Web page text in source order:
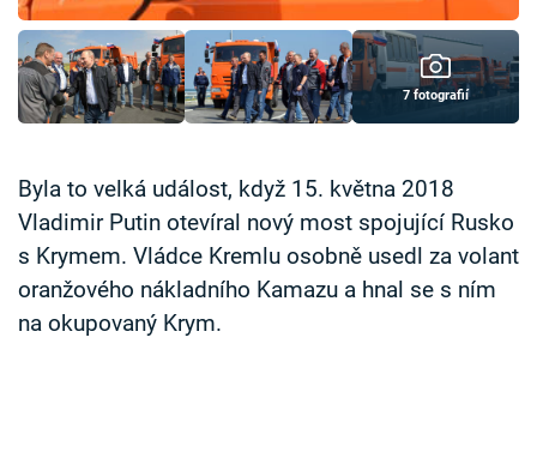
Sledujte prima+
Přihlášení
Sledujte nás
7 fotografií
Byla to velká událost, když 15. května 2018
Vladimir Putin otevíral nový most spojující Rusko
s Krymem. Vládce Kremlu osobně usedl za volant
oranžového nákladního Kamazu a hnal se s ním
na okupovaný Krym.